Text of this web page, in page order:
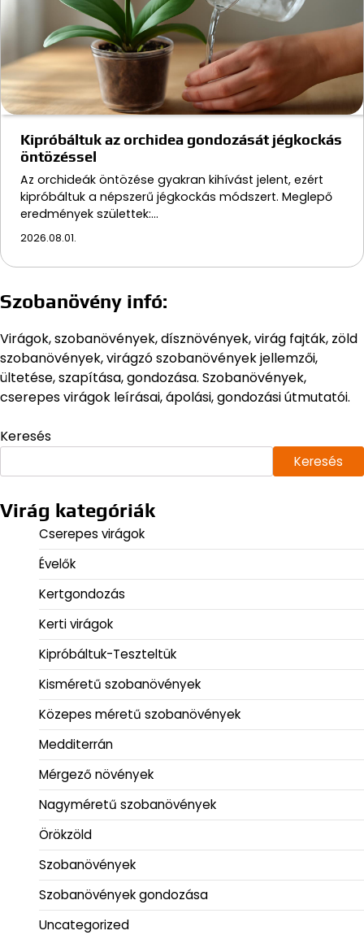
Kipróbáltuk az orchidea gondozását jégkockás
öntözéssel
Az orchideák öntözése gyakran kihívást jelent, ezért
kipróbáltuk a népszerű jégkockás módszert. Meglepő
eredmények születtek:…
2026.08.01.
Szobanövény infó:
Virágok, szobanövények, dísznövények, virág fajták, zöld
szobanövények, virágzó szobanövények jellemzői,
ültetése, szapítása, gondozása. Szobanövények,
cserepes virágok leírásai, ápolási, gondozási útmutatói.
Keresés
Keresés
Virág kategóriák
Cserepes virágok
Évelők
Kertgondozás
Kerti virágok
Kipróbáltuk-Teszteltük
Kisméretű szobanövények
Közepes méretű szobanövények
Medditerrán
Mérgező növények
Nagyméretű szobanövények
Örökzöld
Szobanövények
Szobanövények gondozása
Uncategorized